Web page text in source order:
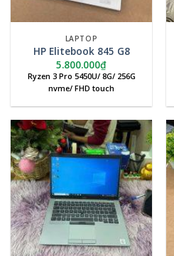
LAPTOP
HP Elitebook 845 G8
5.800.000₫
Ryzen 3 Pro 5450U/ 8G/ 256G
nvme/ FHD touch